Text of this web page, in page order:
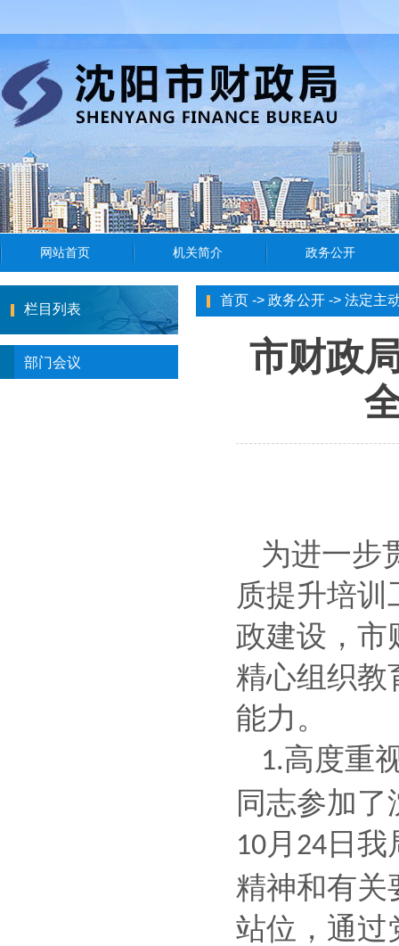
栏目列表
部门会议
首页 -> 政务公开 -> 法定主
市财政
为进一步
质提升培
政建设，市
精心组织教
能力。
1.高度重
同志参加
10月 24 日
精神和有关
站位，通过